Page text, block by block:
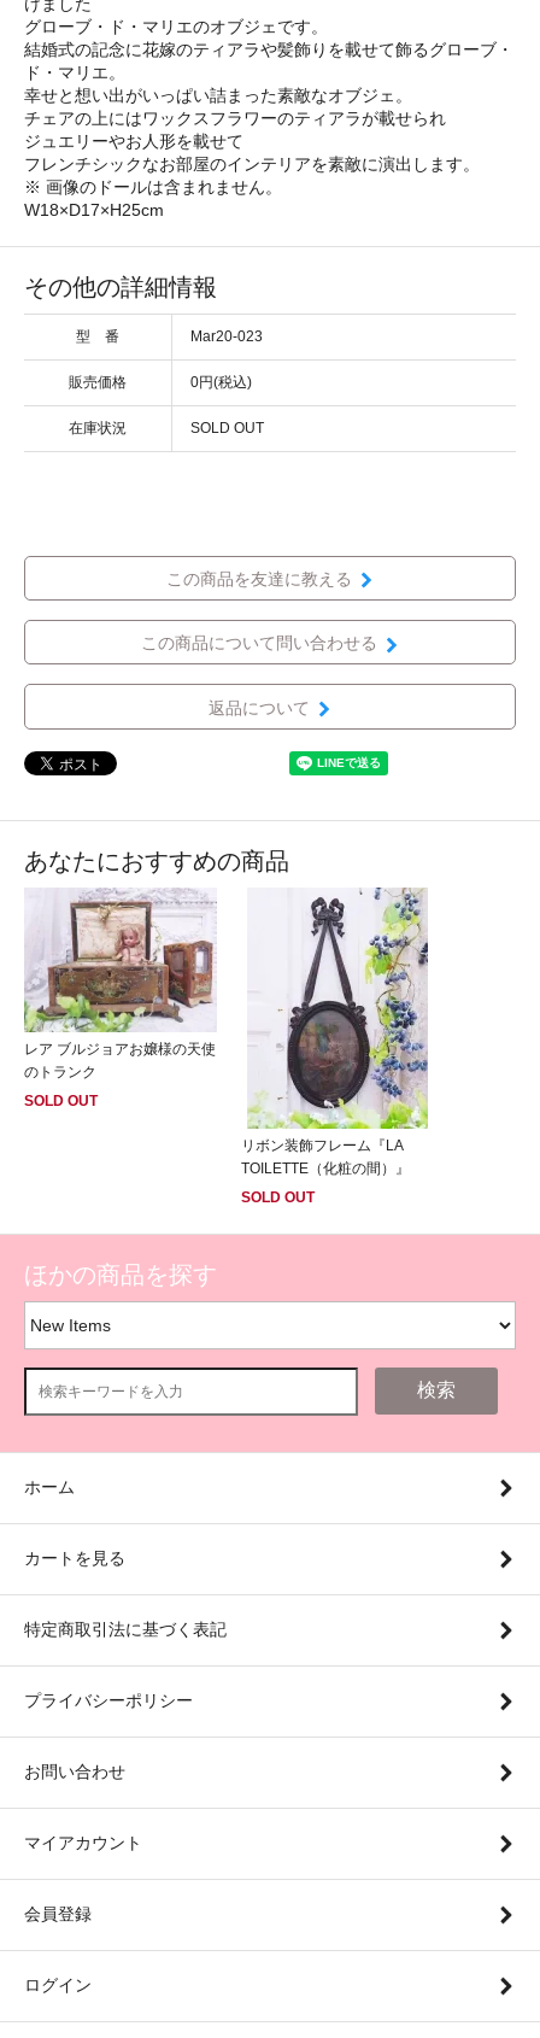
グローブ・ド・マリエのオブジェです。
結婚式の記念に花嫁のティアラや髪飾りを載せて飾るグローブ・
ド・マリエ。
幸せと想い出がいっぱい詰まった素敵なオブジェ。
チェアの上にはワックスフラワーのティアラが載せられ
ジュエリーやお人形を載せて
フレンチシックなお部屋のインテリアを素敵に演出します。
※ 画像のドールは含まれません。
W18×D17×H25cm
その他の詳細情報
型 番 Mar20-023
販売価格 0円(税込)
在庫状況 SOLD OUT
この商品を友達に教える
この商品について問い合わせる
返品について
あなたにおすすめの商品
レア ブルジョアお嬢様の天使
のトランク
SOLD OUT
リボン装飾フレーム『LA
TOILETTE（化粧の間）』
SOLD OUT
ほかの商品を探す
検索
ホーム
カートを見る
特定商取引法に基づく表記
プライバシーポリシー
お問い合わせ
マイアカウント
会員登録
ログイン